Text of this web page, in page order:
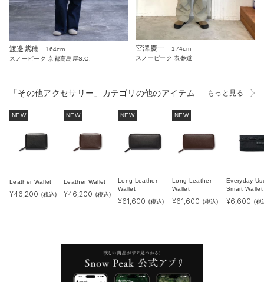
渡邊紫穂
164cm
スノーピーク 京都高島屋S.C.
宮澤慶一
174cm
スノーピーク 表参道
「その他アクセサリー」カテゴリの他のアイテム もっと見る
NEW
Leather Wallet
¥46,200 (税込)
NEW
Leather Wallet
¥46,200 (税込)
NEW
Long Leather
Wallet
¥61,600 (税込)
NEW
Long Leather
Wallet
¥61,600 (税込)
Everyday
Smart Wallet
¥6,600 (税